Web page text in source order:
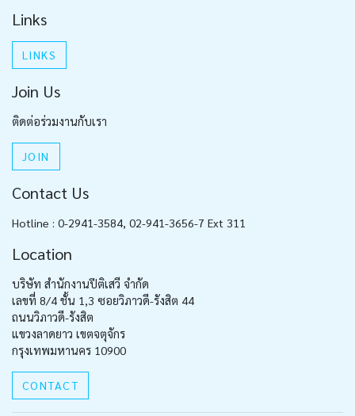
Links
LINKS
Join Us
ติดต่อร่วมงานกับเรา
JOIN
Contact Us
Hotline : 0-2941-3584, 02-941-3656-7 Ext 311
Location
บริษัท สำนักงานปีติเสวี จำกัด
เลขที่ 8/4 ชั้น 1,3 ซอยวิภาวดี-รังสิต 44
ถนนวิภาวดี-รังสิต
แขวงลาดยาว เขตจตุจักร
กรุงเทพมหานคร 10900
CONTACT